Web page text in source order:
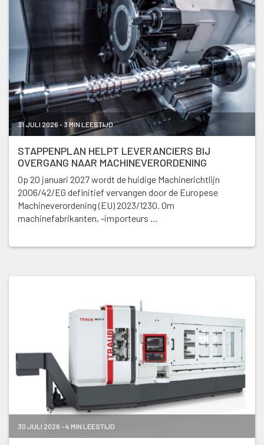
31 JULI 2026 - 3 MIN LEESTIJD
STAPPENPLAN HELPT LEVERANCIERS BIJ
OVERGANG NAAR MACHINEVERORDENING
Op 20 januari 2027 wordt de huidige Machinerichtlijn
2006/42/EG definitief vervangen door de Europese
Machineverordening (EU) 2023/1230. Om
machinefabrikanten, -importeurs …
30 JULI 2026 - 4 MIN LEESTIJD